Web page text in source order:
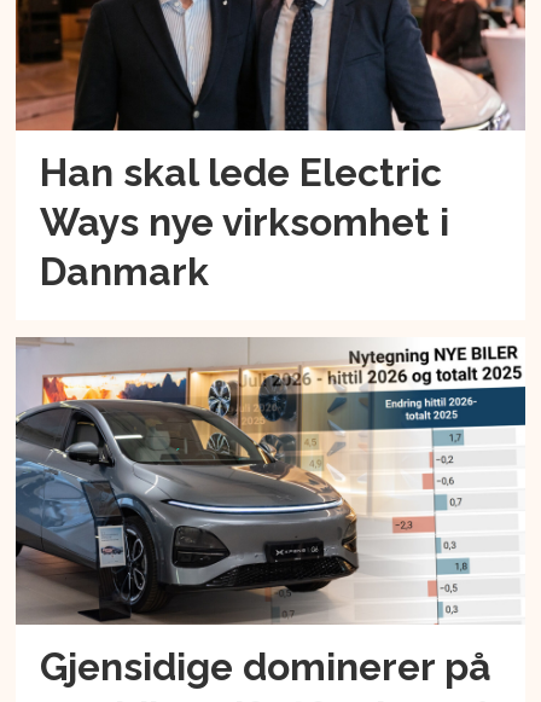
Han skal lede Electric
Ways nye virksomhet i
Danmark
Gjensidige dominerer på